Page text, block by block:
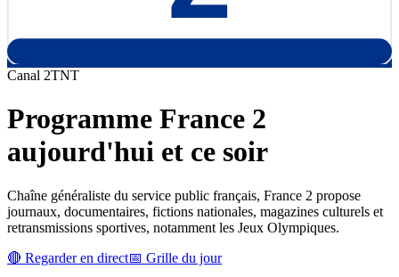
Canal 2TNT
Programme France 2
aujourd'hui et ce soir
Chaîne généraliste du service public français, France 2 propose
journaux, documentaires, fictions nationales, magazines culturels et
retransmissions sportives, notamment les Jeux Olympiques.
🔴 Regarder en direct📅 Grille du jour